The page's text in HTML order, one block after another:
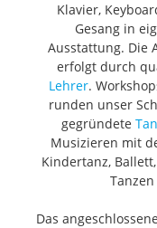
Klavier,
Gesang in
Ausstattung. Die
erfolgt durch
Lehrer.
runden unser
gegründete
Musizieren mit
Kindertanz,
Das